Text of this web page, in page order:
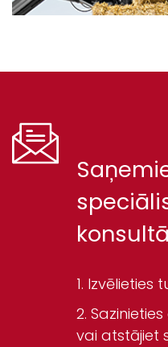
Izvēlieties
vai atstājiet